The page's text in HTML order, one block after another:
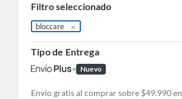
Filtro seleccionado
bloccare
Tipo de Entrega
Nuevo
Envío gratis al comprar sobre $49.990 en